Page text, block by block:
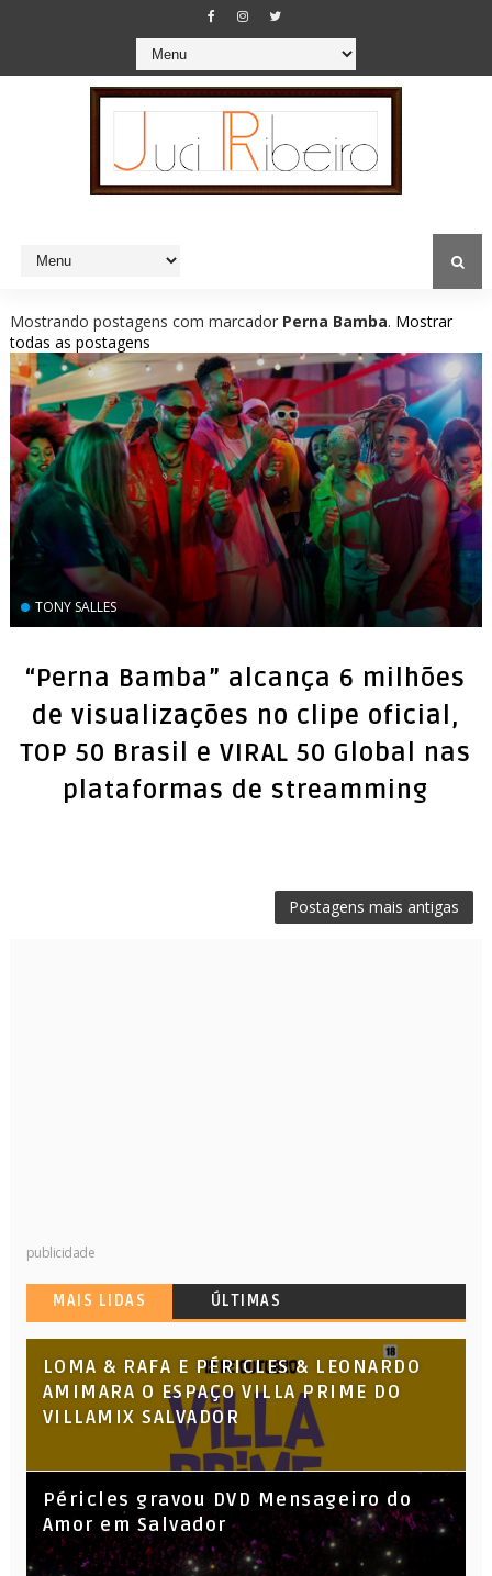
Mostrando postagens com marcador Perna Bamba. Mostrar
todas as postagens
TONY SALLES
“Perna Bamba” alcança 6 milhões
de visualizações no clipe oficial,
TOP 50 Brasil e VIRAL 50 Global nas
plataformas de streamming
Postagens mais antigas
publicidade
MAIS LIDAS ÚLTIMAS
LOMA & RAFA E PÉRICLES & LEONARDO
AMIMARA O ESPAÇO VILLA PRIME DO
VILLAMIX SALVADOR
Péricles gravou DVD Mensageiro do
Amor em Salvador